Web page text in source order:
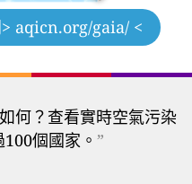
> aqicn.org/gaia/ <
何？查看實時空氣污染
個國家。 ”